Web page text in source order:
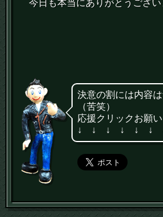
今日も本当にありがとうござい
決意の割には内容
（苦笑）
応援クリックお願い
↓ ↓ ↓ ↓ ↓ ↓